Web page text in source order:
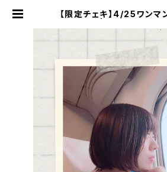
【限定チェキ】4/25ワンマ